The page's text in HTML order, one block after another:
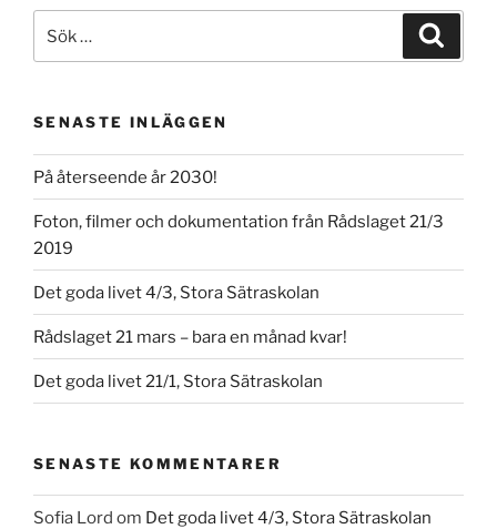
efter:
SENASTE INLÄGGEN
På återseende år 2030!
Foton, filmer och dokumentation från Rådslaget 21/3
2019
Det goda livet 4/3, Stora Sätraskolan
Rådslaget 21 mars – bara en månad kvar!
Det goda livet 21/1, Stora Sätraskolan
SENASTE KOMMENTARER
Sofia Lord om Det goda livet 4/3, Stora Sätraskolan